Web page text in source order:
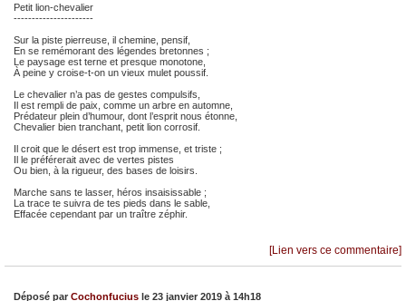
Petit lion-chevalier
----------------------
Sur la piste pierreuse, il chemine, pensif,
En se remémorant des légendes bretonnes ;
Le paysage est terne et presque monotone,
À peine y croise-t-on un vieux mulet poussif.
Le chevalier n’a pas de gestes compulsifs,
Il est rempli de paix, comme un arbre en automne,
Prédateur plein d’humour, dont l’esprit nous étonne,
Chevalier bien tranchant, petit lion corrosif.
Il croit que le désert est trop immense, et triste ;
Il le préférerait avec de vertes pistes
Ou bien, à la rigueur, des bases de loisirs.
Marche sans te lasser, héros insaisissable ;
La trace te suivra de tes pieds dans le sable,
Effacée cependant par un traître zéphir.
[Lien vers ce commentaire]
Déposé par Cochonfucius le 23 janvier 2019 à 14h18